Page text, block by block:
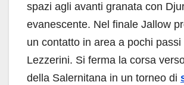
spazi agli avanti granata con
evanescente. Nel finale Jallow
un contatto in area a pochi passi
Lezzerini. Si ferma la corsa
della Salernitana in un torneo di